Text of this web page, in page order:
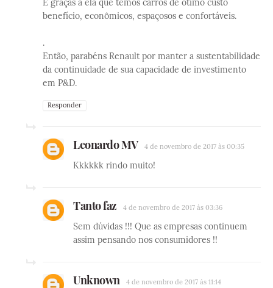
É graças a ela que temos carros de ótimo custo
benefício, econômicos, espaçosos e confortáveis.
.
Então, parabéns Renault por manter a sustentabilidade
da continuidade de sua capacidade de investimento
em P&D.
Responder
Leonardo MV 4 de novembro de 2017 às 00:35
Kkkkkk rindo muito!
Tanto faz 4 de novembro de 2017 às 03:36
Sem dúvidas !!! Que as empresas continuem
assim pensando nos consumidores !!
Unknown 4 de novembro de 2017 às 11:14